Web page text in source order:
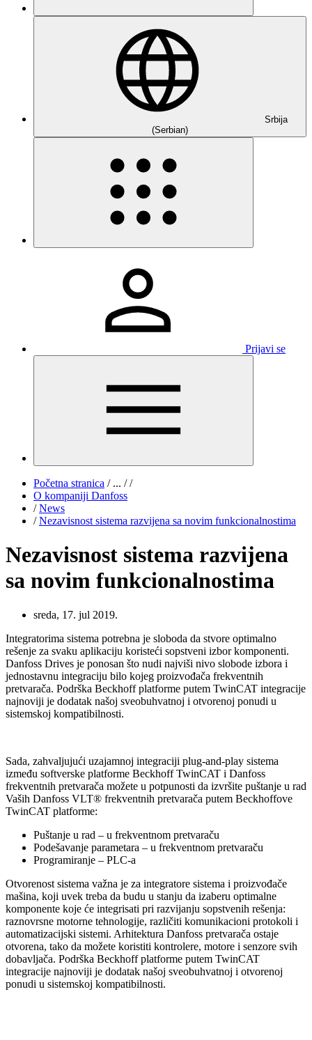
Srbija
(Serbian)
Prijavi se
Početna stranica /... / /
O kompaniji Danfoss
/ News
/ Nezavisnost sistema razvijena sa novim funkcionalnostima
Nezavisnost sistema razvijena
sa novim funkcionalnostima
sreda, 17. jul 2019.
Integratorima sistema potrebna je sloboda da stvore optimalno
rešenje za svaku aplikaciju koristeći sopstveni izbor komponenti.
Danfoss Drives je ponosan što nudi najviši nivo slobode izbora i
jednostavnu integraciju bilo kojeg proizvođača frekventnih
pretvarača. Podrška Beckhoff platforme putem TwinCAT integracije
najnoviji je dodatak našoj sveobuhvatnoj i otvorenoj ponudi u
sistemskoj kompatibilnosti.
Sada, zahvaljujući uzajamnoj integraciji plug-and-play sistema
između softverske platforme Beckhoff TwinCAT i Danfoss
frekventnih pretvarača možete u potpunosti da izvršite puštanje u rad
Vaših Danfoss VLT® frekventnih pretvarača putem Beckhoffove
TwinCAT platforme:
Puštanje u rad – u frekventnom pretvaraču
Podešavanje parametara – u frekventnom pretvaraču
Programiranje – PLC-a
Otvorenost sistema važna je za integratore sistema i proizvođače
mašina, koji uvek treba da budu u stanju da izaberu optimalne
komponente koje će integrisati pri razvijanju sopstvenih rešenja:
raznovrsne motorne tehnologije, različiti komunikacioni protokoli i
automatizacijski sistemi. Arhitektura Danfoss pretvarača ostaje
otvorena, tako da možete koristiti kontrolere, motore i senzore svih
dobavljača. Podrška Beckhoff platforme putem TwinCAT
integracije najnoviji je dodatak našoj sveobuhvatnoj i otvorenoj
ponudi u sistemskoj kompatibilnosti.